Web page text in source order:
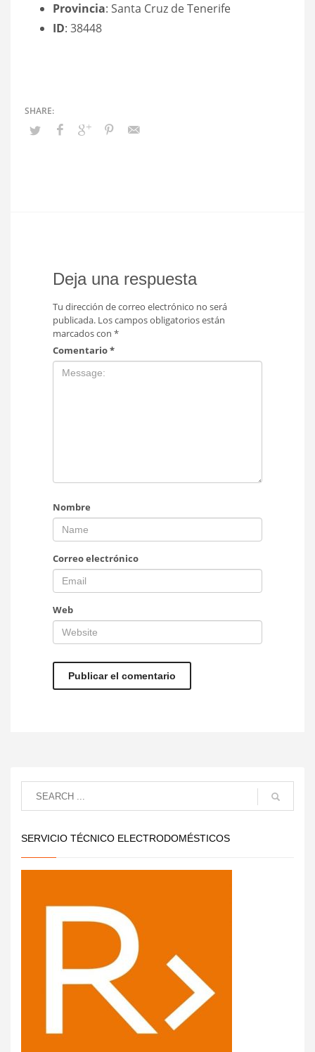
Provincia: Santa Cruz de Tenerife
ID: 38448
Deja una respuesta
Tu dirección de correo electrónico no será
publicada. Los campos obligatorios están
marcados con *
Comentario*
Nombre
Correo electrónico
Web
SERVICIO TÉCNICO ELECTRODOMÉSTICOS